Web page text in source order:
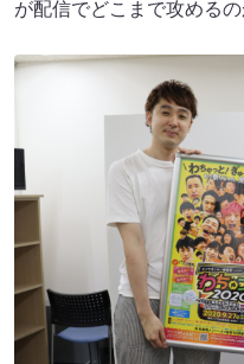
が配信でどこまで攻める